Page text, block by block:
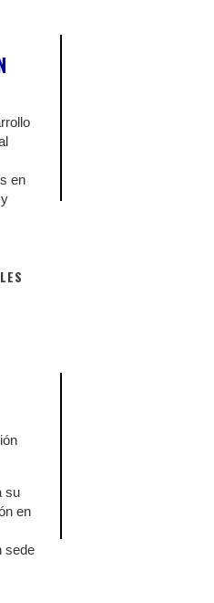
en
su
en
sede